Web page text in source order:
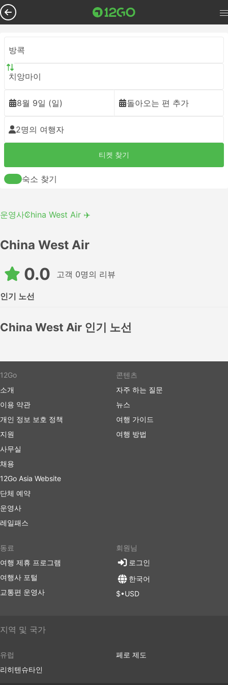
방콕
치앙마이
8월 9일 (일) 돌아오는 편 추가
2명의 여행자
티켓 찾기
숙소 찾기
운영사China West Air ✈️
China West Air
0.0 고객 0명의 리뷰
인기 노선
China West Air 인기 노선
12Go
소개
이용 약관
개인 정보 보호 정책
지원
사무실
채용
12Go Asia Website
단체 예약
운영사
레일패스
콘텐츠
자주 하는 질문
뉴스
여행 가이드
여행 방법
동료
여행 제휴 프로그램
여행사 포털
교통편 운영사
회원님
로그인
한국어
$•USD
지역 및 국가
유럽
리히텐슈타인
페로 제도